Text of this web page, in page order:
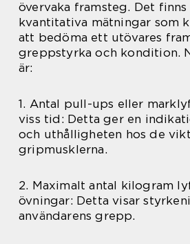
övervaka framsteg. Det
kvantitativa mätningar som
att bedöma ett utövares
greppstyrka och kondition.
är:
1. Antal pull-ups eller
viss tid: Detta ger en
och uthålligheten hos de
gripmusklerna.
2. Maximalt antal kilogram
övningar: Detta visar
användarens grepp.